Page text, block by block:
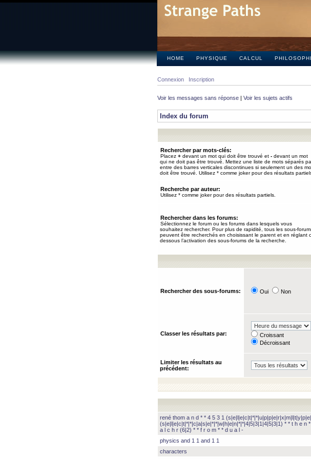
HOME PHYSIQUE CALCUL
Connexion Inscription
Voir les messages sans réponse | Voir les sujets actifs
Index du forum
Rechercher par mots-clés:
Placez + devant un mot qui doit être trouvé et - devant un mot
qui ne doit pas être trouvé. Mettez une liste de mots séparés
entre des barres verticales discontinues si seulement un des
doit être trouvé. Utilisez * comme joker pour des résultats
Recherche par auteur:
Utilisez * comme joker pour des résultats partiels.
Rechercher dans les forums:
Sélectionnez le forum ou les forums dans lesquels vous
souhaitez rechercher. Pour plus de rapidité, tous les sous-
peuvent être recherchés en choisissant le parent et en réglant
dessous l’activation des sous-forums de la recherche.
Rechercher des sous-forums: Oui Non
Classer les résultats par:
Croissant
Décroissant
Limiter les résultats au
précédent:
rené thom a n d * * 4 5 3 1
(s|e|l|e|c|t|*|*|c|a|s|e|*|*|w|h|e|n|*|*|4|5|3|1|4|5|3|1) * * t h e n
a l c h r (6|2) * * f r o m * * d u a l -
physics and 1 1 and 1 1
characters